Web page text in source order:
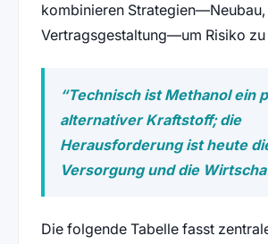
kombinieren
Vertragsgestaltung—um Risiko zu
“Technisch ist Methanol ein
alternativer Kraftstoff; die
Herausforderung ist heute
Versorgung und die
Die folgende Tabelle fasst